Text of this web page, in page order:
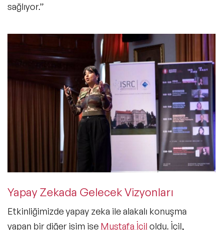
sağlıyor.”
Yapay Zekada Gelecek Vizyonları
Etkinliğimizde yapay zeka ile alakalı konuşma
yapan bir diğer isim ise Mustafa İçil oldu. İçil,